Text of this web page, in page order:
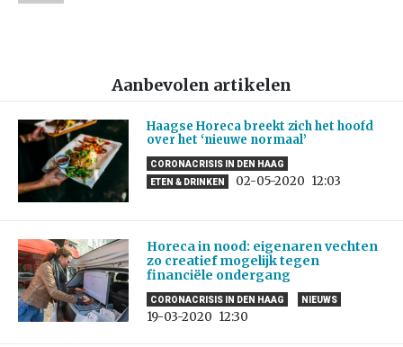
Aanbevolen artikelen
Haagse Horeca breekt zich het hoofd
over het ‘nieuwe normaal’
CORONACRISIS IN DEN HAAG
ETEN & DRINKEN
02-05-2020 12:03
Horeca in nood: eigenaren vechten
zo creatief mogelijk tegen
financiële ondergang
CORONACRISIS IN DEN HAAG NIEUWS
19-03-2020 12:30